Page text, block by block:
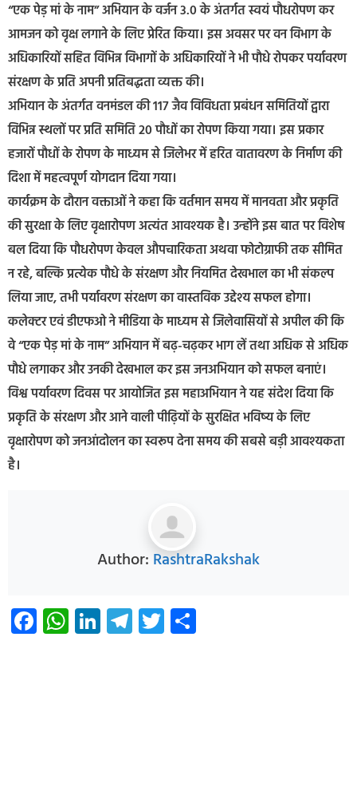
“एक पेड़ मां के नाम” अभियान के वर्जन 3.0 के अंतर्गत स्वयं पौधरोपण कर
आमजन को वृक्ष लगाने के लिए प्रेरित किया। इस अवसर पर वन विभाग के
अधिकारियों सहित विभिन्न विभागों के अधिकारियों ने भी पौधे रोपकर पर्यावरण
संरक्षण के प्रति अपनी प्रतिबद्धता व्यक्त की।
अभियान के अंतर्गत वनमंडल की 117 जैव विविधता प्रबंधन समितियों द्वारा
विभिन्न स्थलों पर प्रति समिति 20 पौधों का रोपण किया गया। इस प्रकार
हजारों पौधों के रोपण के माध्यम से जिलेभर में हरित वातावरण के निर्माण की
दिशा में महत्वपूर्ण योगदान दिया गया।
कार्यक्रम के दौरान वक्ताओं ने कहा कि वर्तमान समय में मानवता और प्रकृति
की सुरक्षा के लिए वृक्षारोपण अत्यंत आवश्यक है। उन्होंने इस बात पर विशेष
बल दिया कि पौधरोपण केवल औपचारिकता अथवा फोटोग्राफी तक सीमित
न रहे, बल्कि प्रत्येक पौधे के संरक्षण और नियमित देखभाल का भी संकल्प
लिया जाए, तभी पर्यावरण संरक्षण का वास्तविक उद्देश्य सफल होगा।
कलेक्टर एवं डीएफओ ने मीडिया के माध्यम से जिलेवासियों से अपील की कि
वे “एक पेड़ मां के नाम” अभियान में बढ़-चढ़कर भाग लें तथा अधिक से अधिक
पौधे लगाकर और उनकी देखभाल कर इस जनअभियान को सफल बनाएं।
विश्व पर्यावरण दिवस पर आयोजित इस महाअभियान ने यह संदेश दिया कि
प्रकृति के संरक्षण और आने वाली पीढ़ियों के सुरक्षित भविष्य के लिए
वृक्षारोपण को जनआंदोलन का स्वरूप देना समय की सबसे बड़ी आवश्यकता
है।
Author: RashtraRakshak
Facebook
WhatsApp
LinkedIn
Telegram
Twitter